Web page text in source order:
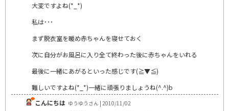
大変ですよね(*_*)
私は･･･
まず脱衣室を暖め赤ちゃんを寝せておく
次に自分がお風呂に入り全て終わった後に赤ちゃんをいれる
最後に一緒にあがるといった感じです(≧▼≦)
難しいですよね(*_*)一緒に頑張りましょうね(^.^)b
こんにちは ゆうゆうさん | 2010/11/02